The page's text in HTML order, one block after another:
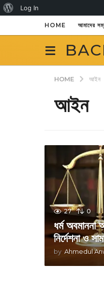
About
WordPress
Log In
HOME আমাদের
HOME আইন
আইন
27 0
ধর্ম অবমাননা
নির্দেশনা ও
by Ahmedul